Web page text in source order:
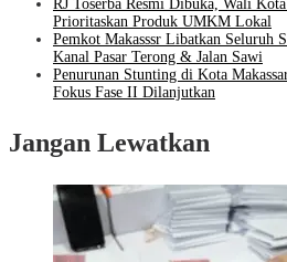
RJ Toserba Resmi Dibuka, Wali
Prioritaskan Produk UMKM Lokal
Pemkot Makasssr Libatkan Seluruh
Kanal Pasar Terong & Jalan Sawi
Penurunan Stunting di Kota
Fokus Fase II Dilanjutkan
Jangan Lewatkan